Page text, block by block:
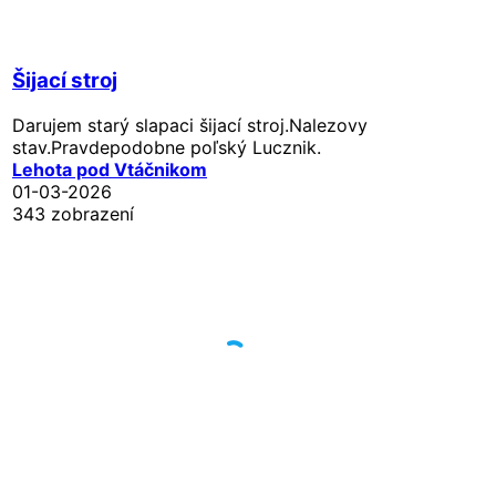
Šijací stroj
Darujem starý slapaci šijací stroj.Nalezovy
stav.Pravdepodobne poľský Lucznik.
Lehota pod Vtáčnikom
01-03-2026
343 zobrazení